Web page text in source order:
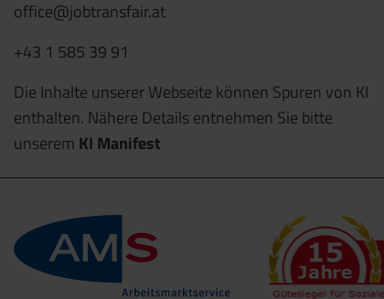
office@jobtransfair.at
+43 1 585 39 91
Die Inhalte unserer Webseite können Spuren von KI
enthalten. Nähere Details entnehmen Sie bitte
unserem KI Manifest